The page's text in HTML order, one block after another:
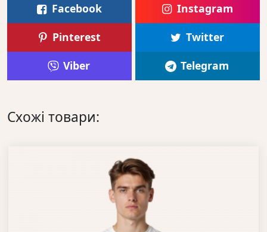
Facebook
Instagram
Pinterest
Twitter
Viber
Telegram
Схожі товари: